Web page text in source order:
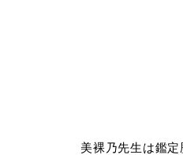
美裸乃先生は鑑